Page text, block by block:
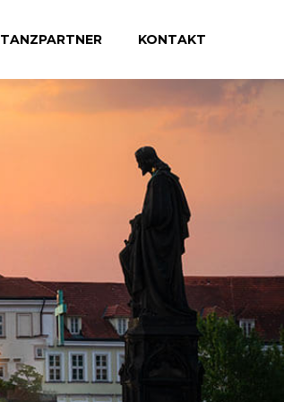
TANZPARTNER KONTAKT